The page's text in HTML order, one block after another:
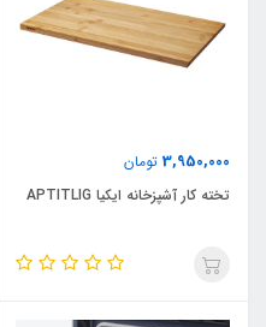
3,950,000 تومان
تخته کار آشپزخانه ایکیا APTITLIG